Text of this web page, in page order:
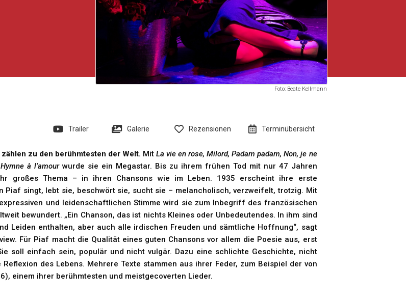
Foto: Beate Kellmann
Trailer Galerie Rezensionen Terminübersicht
zu den berühmtesten der Welt. MitLa vie en rose, Milord, Padam padam, Non, je ne
Hymne à l’amourwurde sie ein Megastar. Bis zu ihrem frühen Tod mit nur 47 Jahren
großes Thema – in ihren Chansons wie im Leben. 1935 erscheint ihre erste
Piaf singt, lebt sie, beschwört sie, sucht sie – melancholisch, verzweifelt, trotzig. Mit
und leidenschaftlichen Stimme wird sie zum Inbegriff des französischen
bewundert. „Ein Chanson, das ist nichts Kleines oder Unbedeutendes. In ihm sind
Leiden enthalten, aber auch alle irdischen Freuden und sämtliche Hoffnung“, sagt
Für Piaf macht die Qualität eines guten Chansons vor allem die Poesie aus, erst
soll einfach sein, populär und nicht vulgär. Dazu eine schlichte Geschichte, nicht
des Lebens. Mehrere Texte stammen aus ihrer Feder, zum Beispiel der von
einem ihrer berühmtesten und meistgecoverten Lieder.